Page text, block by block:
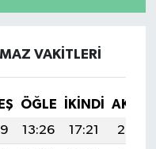
VAKITLERI
ÖĞLE İKINDI
13:26 17:21
20:43